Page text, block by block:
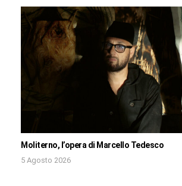
Moliterno, l’opera di Marcello Tedesco
5 Agosto 2026